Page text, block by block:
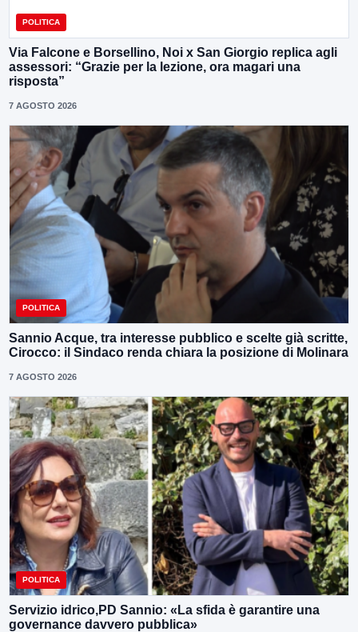
POLITICA
Via Falcone e Borsellino, Noi x San Giorgio replica agli
assessori: “Grazie per la lezione, ora magari una
risposta”
7 AGOSTO 2026
POLITICA
Sannio Acque, tra interesse pubblico e scelte già scritte,
Cirocco: il Sindaco renda chiara la posizione di Molinara
7 AGOSTO 2026
POLITICA
Servizio idrico,PD Sannio: «La sfida è garantire una
governance davvero pubblica»